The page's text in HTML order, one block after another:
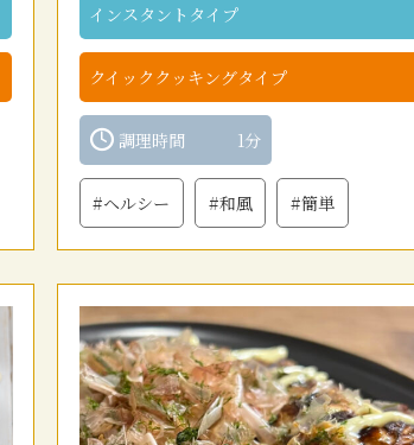
インスタントタイプ
クイッククッキングタイプ
調理時間 1分
#ヘルシー #和風 #簡単